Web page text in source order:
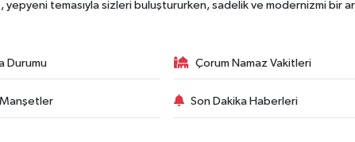
yepyeni temasıyla sizleri buluştururken, sadelik ve modernizmi bir
Durumu Çorum Namaz Vakitleri
Manşetler Son Dakika Haberleri